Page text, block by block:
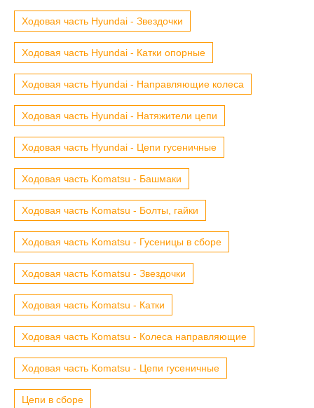
Ходовая часть Hyundai - Звездочки
Ходовая часть Hyundai - Катки опорные
Ходовая часть Hyundai - Направляющие колеса
Ходовая часть Hyundai - Натяжители цепи
Ходовая часть Hyundai - Цепи гусеничные
Ходовая часть Komatsu - Башмаки
Ходовая часть Komatsu - Болты, гайки
Ходовая часть Komatsu - Гусеницы в сборе
Ходовая часть Komatsu - Звездочки
Ходовая часть Komatsu - Катки
Ходовая часть Komatsu - Колеса направляющие
Ходовая часть Komatsu - Цепи гусеничные
Цепи в сборе